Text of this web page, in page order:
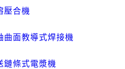
壓合機
曲面教導式焊接機
鏈條式電漿機